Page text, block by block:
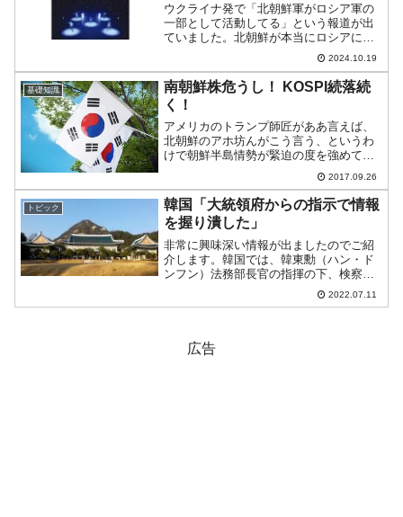
ウクライナ発で「北朝鮮軍がロシア軍の
一部として活動してる」という報道が出
ていました。北朝鮮が本当にロシアに軍
の人員を派遣しているのか？は確認され
る必要あったのですが、国家情報院（大
韓民国国家情報院：国情院）が「派兵が
事実である」と確認した―...
2024.10.19
基礎知識
南朝鮮株危うし！ KOSPI続落続
く！
アメリカのトランプ師匠がああ言えば、
北朝鮮のアホ坊んがこう言う、というわ
けで朝鮮半島情勢が緊迫の度を強めてお
ります。そんな中、韓国株式市場が思わ
しくありません。直近5日のKOSPI(Korea
Composite Stock Price I...
2017.09.26
トピック
韓国「大統領府からの指示で情報
を握り潰した」
非常に興味深い情報が出ましたのでご紹
介します。韓国では、韓東勳（ハン・ド
ンフン）法務部長官の指揮の下、検察庁
の戦力集中、再配置が完了。前文政権に
対する捜査が着実に進行しており、前政
2022.07.11
広告